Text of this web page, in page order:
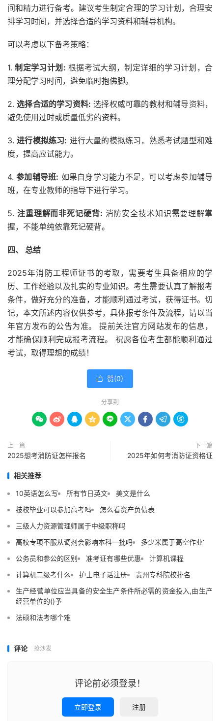
间和精力进行备考。建议考生制定合理的学习计划，合理安
排学习时间，并选择合适的学习资料和辅导机构。
可以考虑以下备考策略：
1.制定学习计划: 根据考试大纲，制定详细的学习计划，合
理分配学习时间，避免临时抱佛脚。
2. 选择合适的学习资料: 选择权威可靠的教材和辅导资料，
避免使用过时或质量低劣的资料。
3.进行模拟练习: 进行大量的模拟练习，熟悉考试题型和难
度，提高应试能力。
4.参加辅导班: 如果自身学习能力不足，可以考虑参加辅导
班，在专业教师的指导下进行学习。
5. 注重理解而非死记硬背: 消防安全技术知识需要理解掌
握，不能单纯依靠死记硬背。
四、 总结
2025年消防工程师证书的考取，需要考生具备相应的学
历、工作经验以及扎实的专业知识。考生需要认真了解报考
条件，做好充分的准备，才能顺利通过考试，获得证书。切
记，本文所述内容仅供参考，具体报考条件及流程，请以当
年官方发布的公告为准。 提前关注官方网站发布的信息，
才能确保顺利完成报考流程。 祝愿各位考生都能顺利通过
考试，取得理想的成绩！
 赞(0)
分享到
        
上一篇
2025想考消防证怎样报名
下一篇
2025年如何考消防证资格证
相关推荐
10英语怎么写 所有节日英文
美文是什么
技校毕业可以参加高考吗
怎么看资产负债表
三级人力资源管理师属于中级职称吗
高校专项不服从调剂会影响本科一批吗
多少米属于高空作业‘
公务员和参公的区别
准考证有哪些优惠
计算机课程
计算机二级考什么
护士电子话注册
贵州专科院校排名
生产经营单位应当具备的安全生产条件所必需的资金投入,由生产
经营单位的()予
法硕和法考哪个难
评论 抢沙发
评论前必须登录！
立即登录 注册